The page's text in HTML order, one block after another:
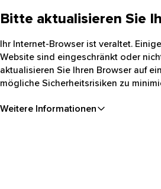
Bitte aktualisieren Sie
Ihr Internet-Browser ist veraltet.
Website sind eingeschränkt oder
aktualisieren Sie Ihren Browser auf
mögliche Sicherheitsrisiken zu
Weitere Informationen